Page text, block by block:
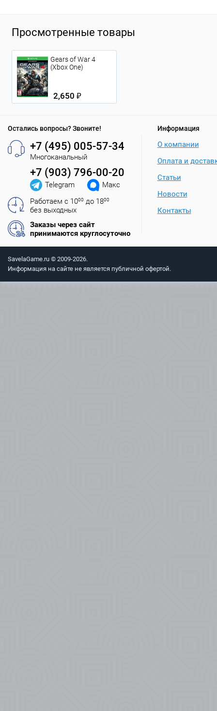
Просмотренные товары
Gears of War 4
(Xbox One)
2,650 ₽
Остались вопросы? Звоните!
+7 (495) 005-57-34
Многоканальный
+7 (903) 796-00-20
Telegram
Макс
Работаем с 1000 до 1800
без выходных
Заказы через сайт
принимаются круглосуточно
Информация
О компании
Оплата и
Статьи
Новости
Контакты
SavelaGame.ru © 2009-2026.
Информация на сайте не является публичной офертой.